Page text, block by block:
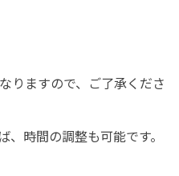
りますので、ご了承くださ
時間の調整も可能です。